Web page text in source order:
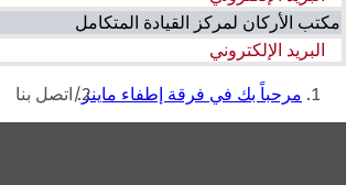
مكتب الأركان لمركز القيادة المتكامل
البريد الإلكتروني
أنت مرحباً بك في فرقة إطفاء ماينز اتصل بنا